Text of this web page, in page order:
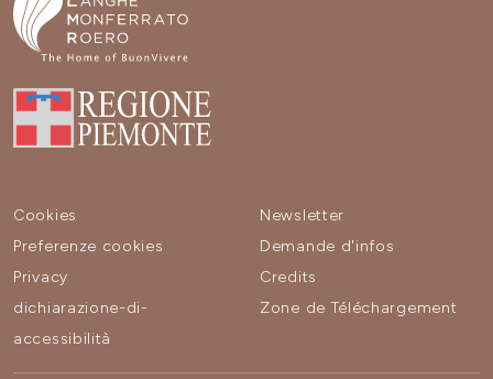
Cookies
Preferenze cookies
Privacy
dichiarazione-di-
accessibilità
Newsletter
Demande d'infos
Credits
Zone de Téléchargement